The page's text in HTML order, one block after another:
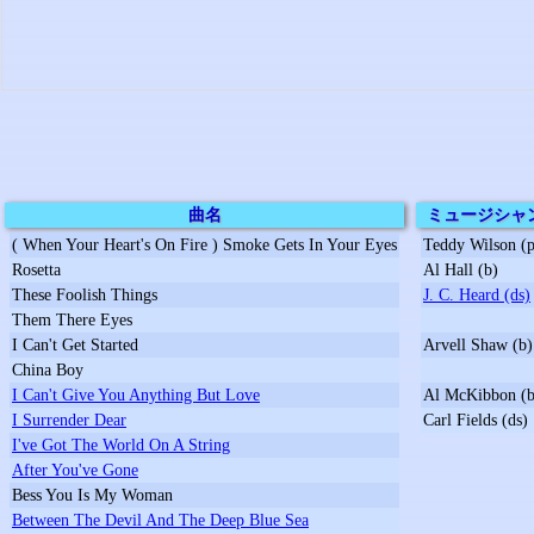
曲名
( When Your Heart's On Fire ) Smoke Gets In Your Eyes
Rosetta
These Foolish Things
Them There Eyes
I Can't Get Started
China Boy
I Can't Give You Anything But Love
I Surrender Dear
I've Got The World On A String
After You've Gone
Bess You Is My Woman
Between The Devil And The Deep Blue Sea
ミュージシャ
Teddy Wilson
Al Hall (b)
J. C. Heard (ds)
Arvell Shaw (b)
Al McKibbon
Carl Fields (ds)